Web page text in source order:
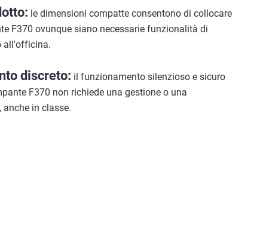
le dimensioni compatte consentono di collocare
F370 ovunque siano necessarie funzionalità di
all'officina.
discreto: il funzionamento silenzioso e sicuro
F370 non richiede una gestione o una
in classe.